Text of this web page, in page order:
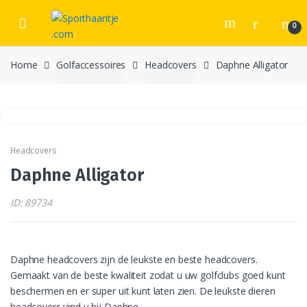
0
Home Golfaccessoires Headcovers Daphne Alligator
Headcovers
Daphne Alligator
ID: 89734
Daphne headcovers zijn de leukste en beste headcovers.
Gemaakt van de beste kwaliteit zodat u uw golfclubs goed kunt
beschermen en er super uit kunt laten zien. De leukste dieren